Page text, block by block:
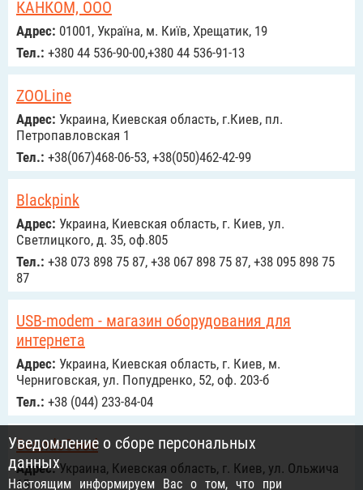
КАНКОМ, ООО
Адрес: 01001, Україна, м. Київ, Хрещатик, 19
Тел.: +380 44 536-90-00,+380 44 536-91-13
ZOOLine
Адрес: Украина, Киевская область, г.Киев, пл.
Петропавловская 1
Тел.: +38(067)468-06-53, +38(050)462-42-99
Blackpink
Адрес: Украина, Киевская область, г. Киев, ул.
Светлицкого, д. 35, оф.805
Тел.: +38 073 898 75 87, +38 067 898 75 87, +38 095 898 75
87
USB-modem - магазин оборудования для
интернета
Адрес: Украина, Киевская область, г. Киев, м.
Черниговская, ул. Попудренко, 52, оф. 203-б
Тел.: +38 (044) 233-84-04
SoundsGood
Адрес:Украина, Киевская область, г. Киев, ул. Ольжича
15
Уведомление о сборе персональных
данных
Настоящим информируем Вас о том, что при